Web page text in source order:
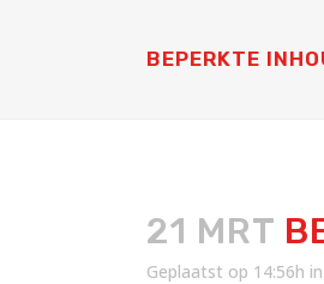
BEPERKTE
21 MRT
Geplaatst op 14:56h in